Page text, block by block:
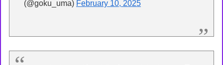
(@goku_uma) February 10, 2025